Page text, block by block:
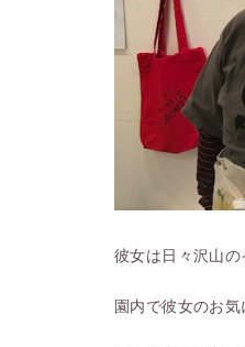
彼女は日々沢山の
園内で彼女のお